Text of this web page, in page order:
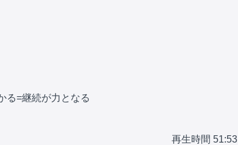
る=継続が力となる
再生時間 51:53